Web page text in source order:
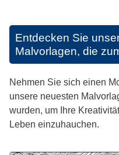
Entdecken Sie
Malvorlagen, die
Nehmen Sie sich einen
unsere neuesten
wurden, um Ihre
Leben einzuhauchen.